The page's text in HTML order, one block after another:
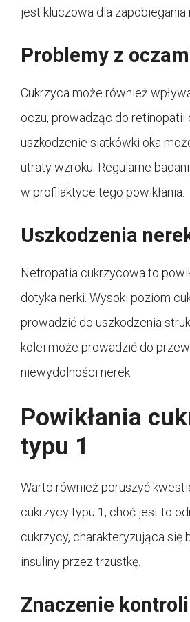
jest kluczowa dla zapobiegania
Problemy z
Cukrzyca może również
oczu, prowadząc do retinopatii
uszkodzenie siatkówki oka
utraty wzroku. Regularne
w profilaktyce tego powikłania.
Uszkodzenia
Nefropatia cukrzycowa to
dotyka nerki. Wysoki poziom
prowadzić do uszkodzenia
kolei może prowadzić do
niewydolności nerek.
Powikłania
typu 1
Warto również poruszyć
cukrzycy typu 1, choć jest to
cukrzycy, charakteryzująca się
insuliny przez trzustkę.
Znaczenie